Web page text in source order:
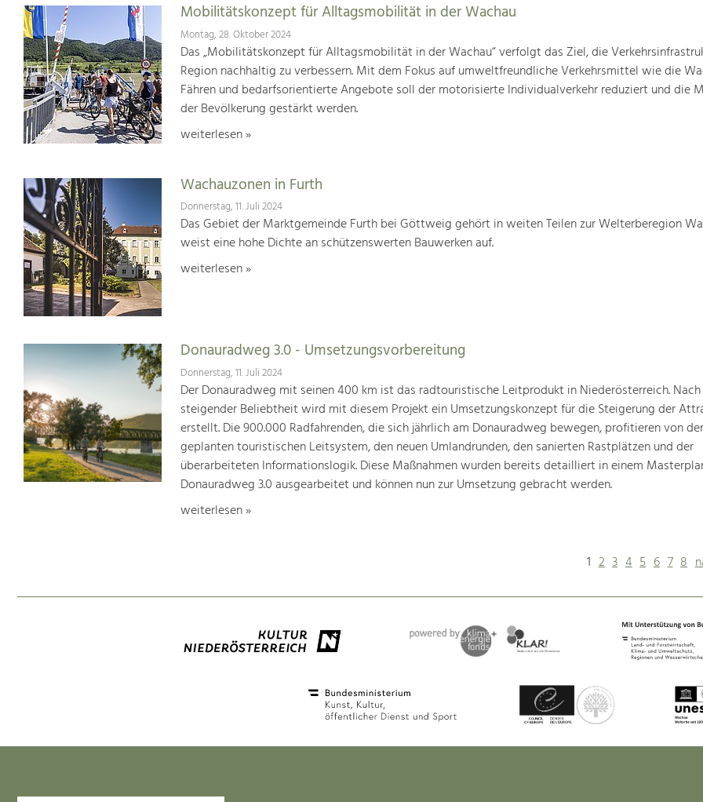
Mobilitätskonzept für Alltagsmobilität in der Wachau
Montag, 28. Oktober 2024
Das „Mobilitätskonzept für Alltagsmobilität in der Wachau“ verfolgt das Ziel, die
Region nachhaltig zu verbessern. Mit dem Fokus auf umweltfreundliche Verkehrsmittel wie die
Fähren und bedarfsorientierte Angebote soll der motorisierte Individualverkehr reduziert und die
der Bevölkerung gestärkt werden.
weiterlesen »
Wachauzonen in Furth
Donnerstag, 11. Juli 2024
Das Gebiet der Marktgemeinde Furth bei Göttweig gehört in weiten Teilen zur Welterberegion
weist eine hohe Dichte an schützenswerten Bauwerken auf.
weiterlesen »
Donauradweg 3.0 - Umsetzungsvorbereitung
Donnerstag, 11. Juli 2024
Der Donauradweg mit seinen 400 km ist das radtouristische Leitprodukt in Niederösterreich. Nach
steigender Beliebtheit wird mit diesem Projekt ein Umsetzungskonzept für die Steigerung der
erstellt. Die 900.000 Radfahrenden, die sich jährlich am Donauradweg bewegen, profitieren von
geplanten touristischen Leitsystem, den neuen Umlandrunden, den sanierten Rastplätzen und der
überarbeiteten Informationslogik. Diese Maßnahmen wurden bereits detailliert in einem
Donauradweg 3.0 ausgearbeitet und können nun zur Umsetzung gebracht werden.
weiterlesen »
1 2 3 4 5 6 7 8